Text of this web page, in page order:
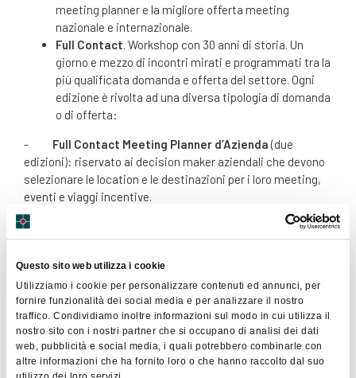
Questo sito web utilizza i cookie
Utilizziamo i cookie per personalizzare contenuti ed annunci, per
fornire funzionalità dei social media e per analizzare il nostro
traffico. Condividiamo inoltre informazioni sul modo in cui utilizza il
nostro sito con i nostri partner che si occupano di analisi dei dati
web, pubblicità e social media, i quali potrebbero combinarle con
altre informazioni che ha fornito loro o che hanno raccolto dal suo
meeting planner e la migliore offerta meeting
nazionale e internazionale.
Full Contact. Workshop con 30 anni di storia. Un
giorno e mezzo di incontri mirati e programmati tra la
più qualificata domanda e offerta del settore. Ogni
edizione è rivolta ad una diversa tipologia di domanda
o di offerta:
- Full Contact Meeting Planner d’Azienda (due
edizioni): riservato ai decision maker aziendali che devono
selezionare le location e le destinazioni per i loro meeting,
eventi e viaggi incentive.
-
: dove le più importanti agenzie di
organizzazione congressuale incontrano le più qualificate
strutture e destinazioni per congressi.
-Full Contact Incentive & Motivation: rivolto alle
agenzie di incentive e agli incentive manager delle aziende
e alle più prestigiose destinazioni e strutture per incentive.